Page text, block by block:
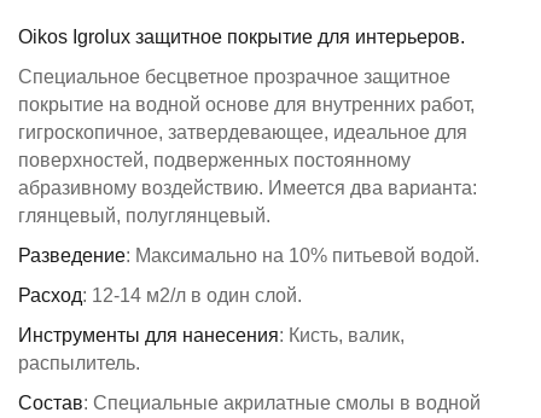
Oikos Igrolux защитное покрытие для интерьеров.
Специальное бесцветное прозрачное защитное
покрытие на водной основе для внутренних работ,
гигроскопичное, затвердевающее, идеальное для
поверхностей, подверженных постоянному
абразивному воздействию. Имеется два варианта:
глянцевый, полуглянцевый.
Разведение: Максимально на 10% питьевой водой.
Расход: 12-14 м2/л в один слой.
Инструменты для нанесения: Кисть, валик,
распылитель.
Состав: Специальные акрилатные смолы в водной